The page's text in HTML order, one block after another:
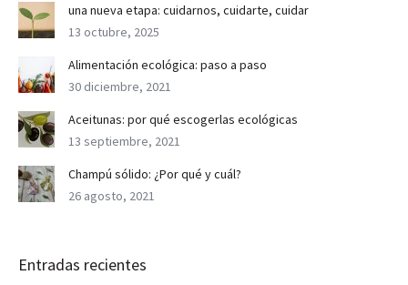
una nueva etapa: cuidarnos, cuidarte, cuidar
13 octubre, 2025
Alimentación ecológica: paso a paso
30 diciembre, 2021
Aceitunas: por qué escogerlas ecológicas
13 septiembre, 2021
Champú sólido: ¿Por qué y cuál?
26 agosto, 2021
Entradas recientes